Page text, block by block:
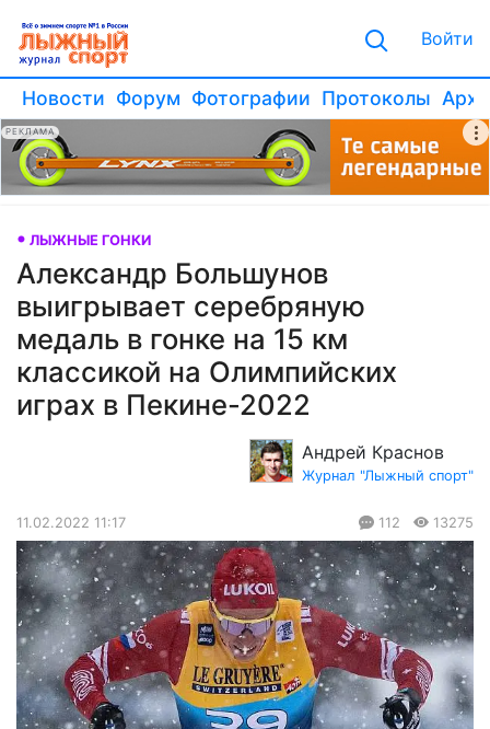
Войти
Новости Форум Фотографии Протоколы
РЕКЛАМА
ЛЫЖНЫЕ ГОНКИ
Александр Большунов
выигрывает серебряную
медаль в гонке на 15 км
классикой на Олимпийских
играх в Пекине-2022
Андрей Краснов
Журнал "Лыжный спорт"
11.02.2022 11:17 112 13275